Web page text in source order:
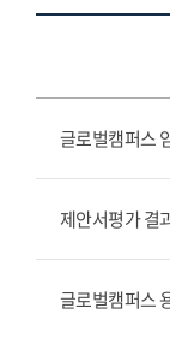
글로벌캠퍼스
제안서평가 결
글로벌캠퍼스